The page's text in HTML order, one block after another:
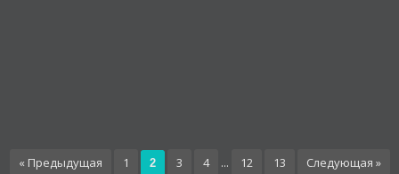
« Предыдущая 1 2 3 4 ... 12 13 Следующая »